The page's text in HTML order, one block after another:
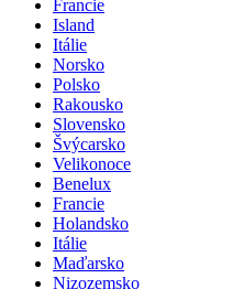
Francie
Island
Itálie
Norsko
Polsko
Rakousko
Slovensko
Švýcarsko
Velikonoce
Benelux
Francie
Holandsko
Itálie
Maďarsko
Nizozemsko